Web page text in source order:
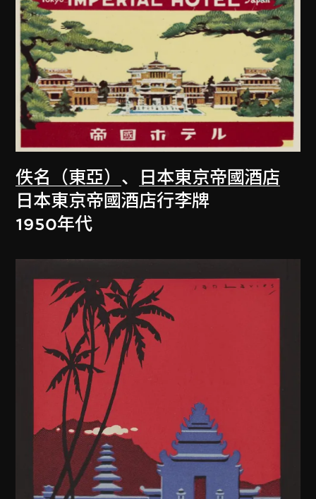
佚名（東亞） 、
日本東京帝國酒店
日本東京帝國酒店行李牌
1950年代